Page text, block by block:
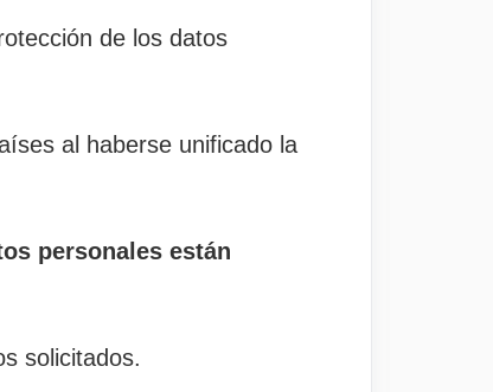
de los datos
al haberse unificado la
personales están
solicitados.